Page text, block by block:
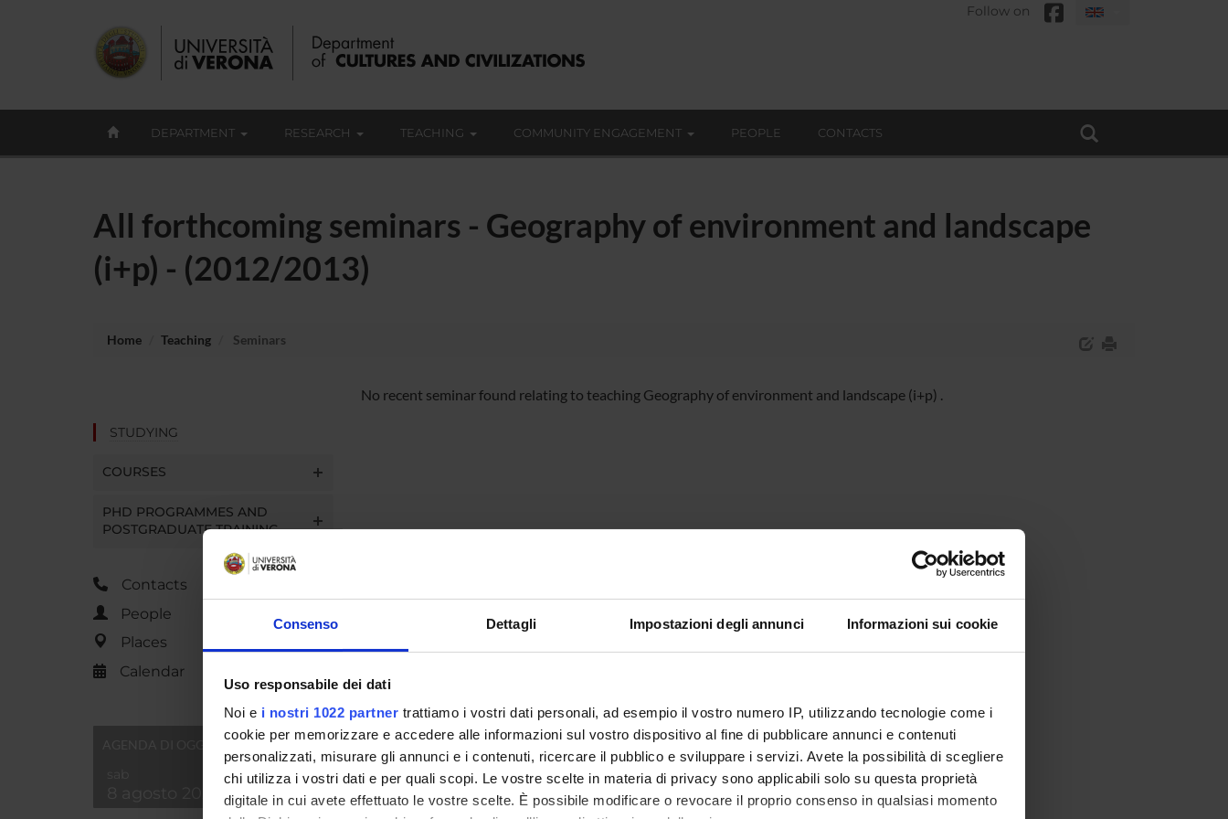
Consenso Dettagli Impostazioni degli annunci Informazioni sui cookie
Uso responsabile dei dati
Noi e i nostri 1022 partner trattiamo i vostri dati personali, ad esempio il vostro numero IP, utilizzando tecnologie come i
cookie per memorizzare e accedere alle informazioni sul vostro dispositivo al fine di pubblicare annunci e contenuti
personalizzati, misurare gli annunci e i contenuti, ricercare il pubblico e sviluppare i servizi. Avete la possibilità di scegliere
chi utilizza i vostri dati e per quali scopi. Le vostre scelte in materia di privacy sono applicabili solo su questa proprietà
digitale in cui avete effettuato le vostre scelte. È possibile modificare o revocare il proprio consenso in qualsiasi momento
Follow on
DEPARTMENT RESEARCH TEACHING COMMUNITY ENGAGEMENT PEOPLE CONTACTS
All forthcoming seminars - Geography of environment and landscape
(i+p) - (2012/2013)
Home Teaching Seminars
STUDYING
COURSES
PHD PROGRAMMES AND
POSTGRADUATE TRAINING
Contacts
People
Places
Calendar
No recent seminar found relating to teaching Geography of environment and landscape (i+p) .